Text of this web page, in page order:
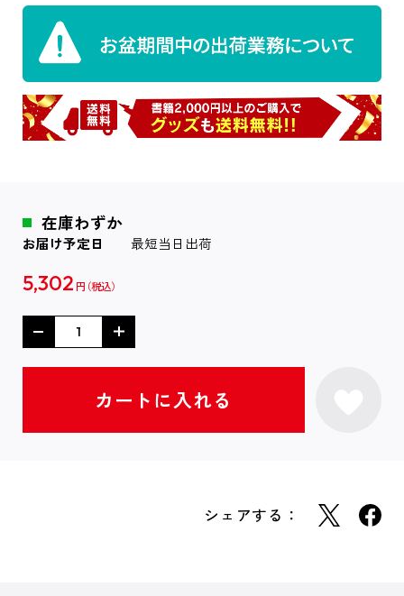
在庫わずか
お届け予定日 最短当日出荷
5,302 円
シェアする：